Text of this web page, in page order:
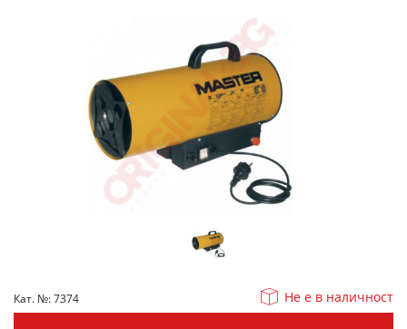
Кат. №: 7374 Не е в наличност